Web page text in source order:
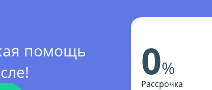
помощь
0%
Рассрочка